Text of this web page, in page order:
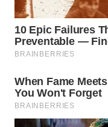
WAHANA
WAHANA
WAHANA